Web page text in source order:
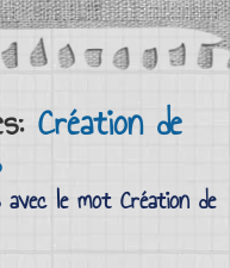
Création de
le mot Création de